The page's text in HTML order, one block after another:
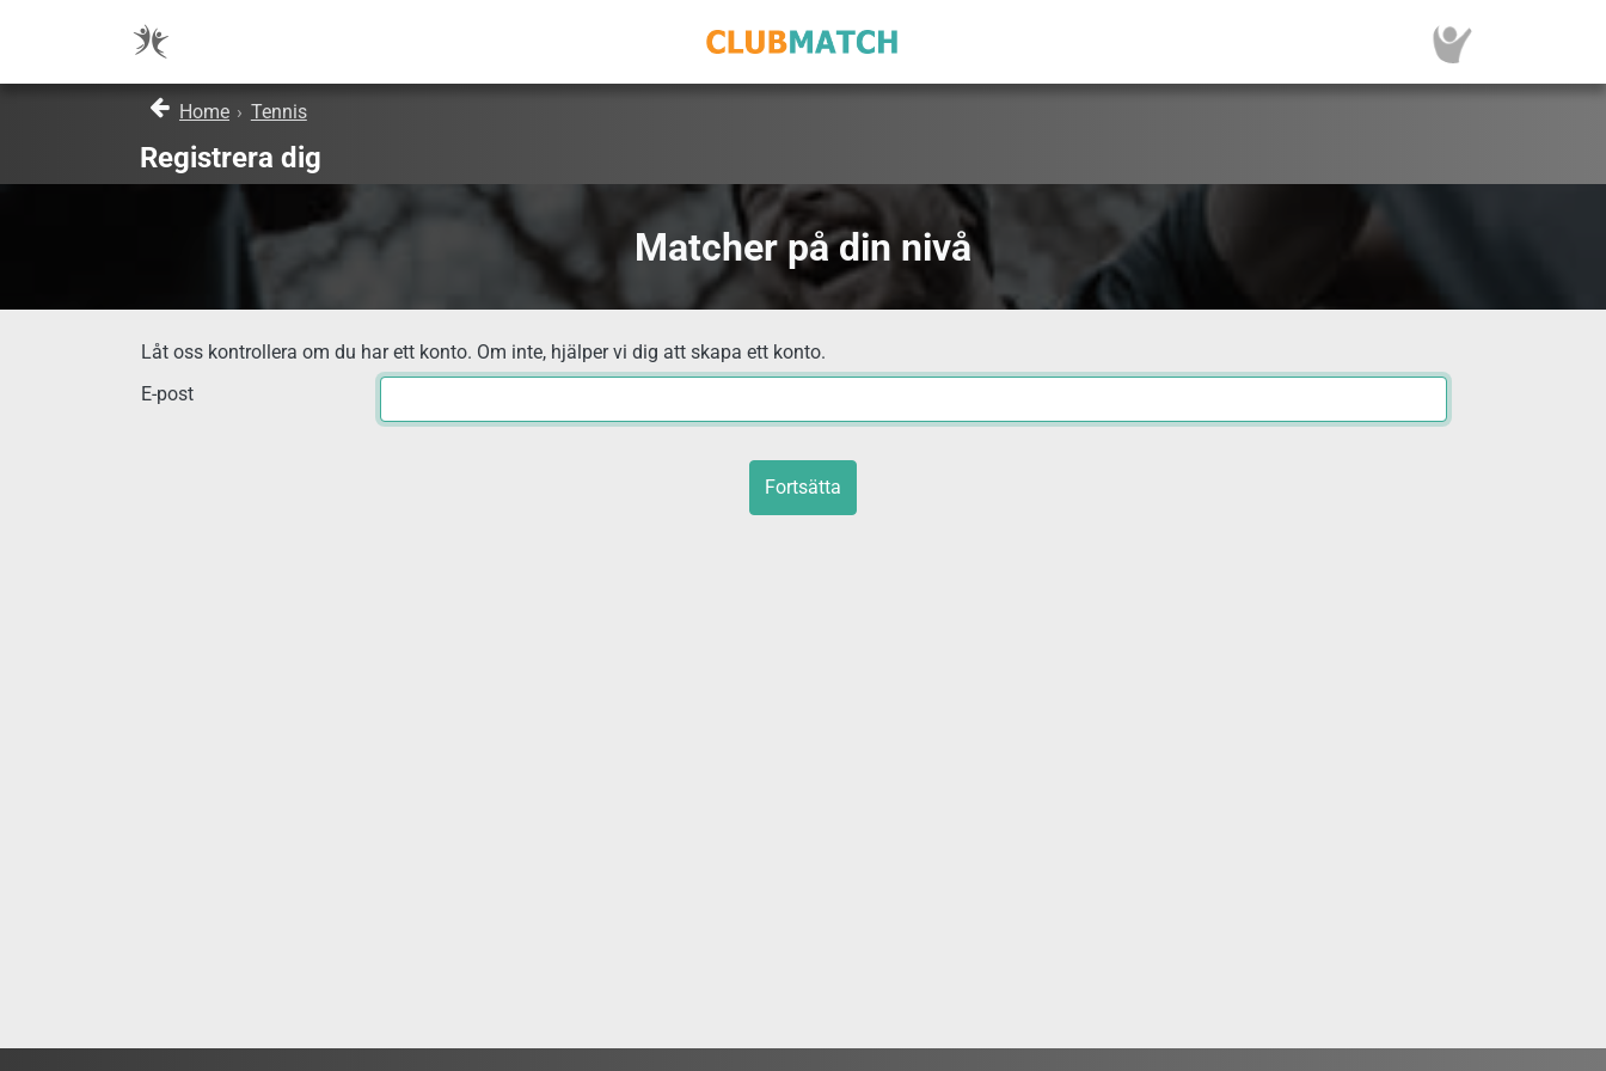
Home › Tennis
Registrera dig
Matcher på din nivå
Låt oss kontrollera om du har ett konto. Om inte, hjälper vi dig att skapa ett konto.
E-post
Fortsätta